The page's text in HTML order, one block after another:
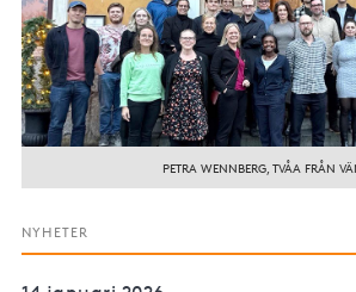
PETRA WENNBERG, TVÅA FRÅN
NYHETER